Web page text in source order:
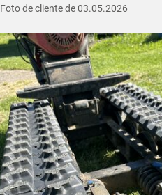
Foto de cliente de 03.05.2026